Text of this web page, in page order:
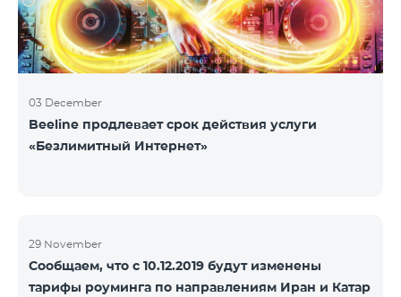
03 December
Beeline продлевает срок действия услуги
«Безлимитный Интернет»
29 November
Сообщаем, что с 10.12.2019 будут изменены
тарифы роуминга по направлениям Иран и Катар